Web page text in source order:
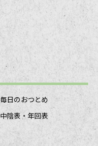
毎日のおつとめ
中陰表・年回表